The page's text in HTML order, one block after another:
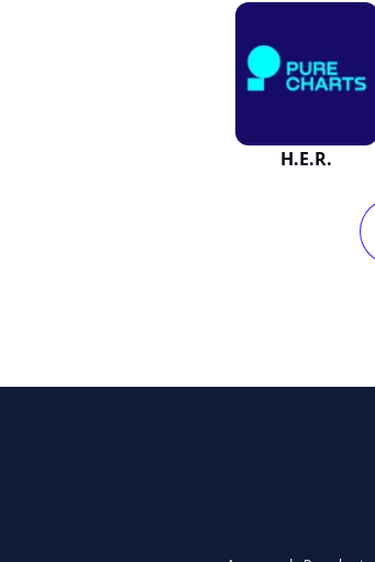
H.E.R.